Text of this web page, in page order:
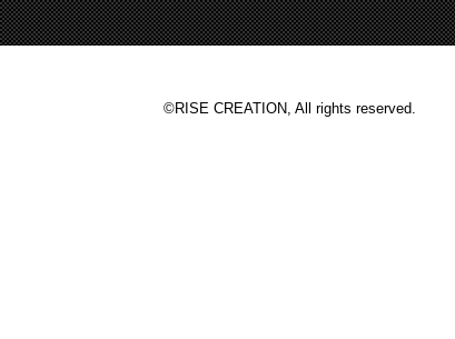
©RISE CREATION, All rights reserved.